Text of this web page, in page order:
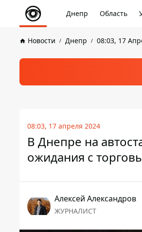
Днепр Область
Новости Днепр 08:03, 17
08:03, 17 апреля 2024
В Днепре на
ожидания с
Алексей Александров
ЖУРНАЛИСТ